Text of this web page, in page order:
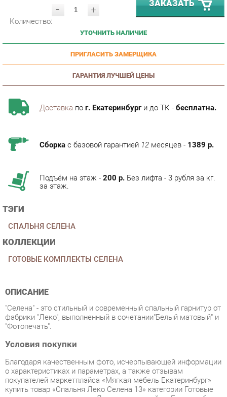
УТОЧНИТЬ НАЛИЧИЕ
ПРИГЛАСИТЬ ЗАМЕРЩИКА
ГАРАНТИЯ ЛУЧШЕЙ ЦЕНЫ
Доставкапог. Екатеринбурги до ТК -бесплатна.
ТЭГИ
ОПИСАНИЕ
фабрики "Леко", выполненный в сочетании"Белый матовый" и
"Фотопечать".
Условия покупки
Благодаря качественным фото, исчерпывающей информации
о характеристиках и параметрах, а также отзывам
покупателей маркетплэйса «Мягкая мебель Екатеринбург»
купить товар «Спальня Леко Селена 13» категории Готовые
комплекты производства Леко с доставкой из Екатеринбурга
по цене со скидкой и гарантией от производителя не
составит труда.